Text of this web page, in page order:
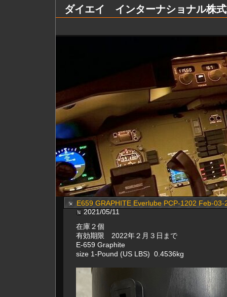
ダイエイ インターナショナル株
E659 GRAPHITE Everlube PCP-1202 Feb-03-
2021/05/11
在庫２個
有効期限 2022年２月３日まで
E-659 Graphite
size 1-Pound (US LBS) 0.4536kg